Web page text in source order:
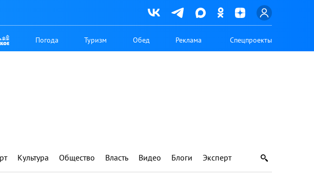
Погода Туризм Обед Реклама Спецпроекты
Культура Общество Власть Видео Блоги Эксперт